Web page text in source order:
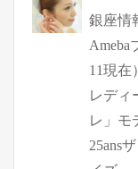
銀座情
Ameba
11現在
レディ
レ」モ
25ans